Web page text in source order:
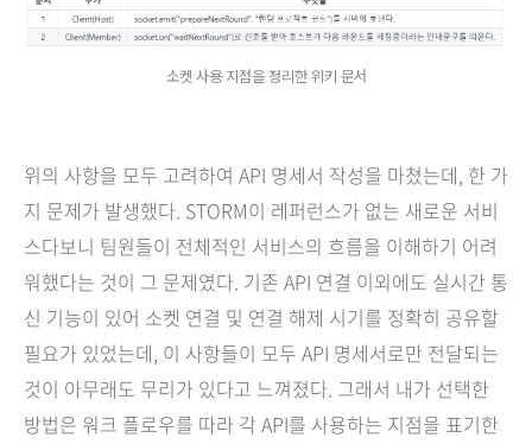
소켓 사용 지점을 정리한 위키 문서
위의 사항을 모두 고려하여 API 명세서 작성을 마쳤는데, 한 가
지 문제가 발생했다. STORM이 레퍼런스가 없는 새로운 서비
스다보니 팀원들이 전체적인 서비스의 흐름을 이해하기 어려
워했다는 것이 그 문제였다. 기존 API 연결 이외에도 실시간 통
신 기능이 있어 소켓 연결 및 연결 해제 시기를 정확히 공유할
필요가 있었는데, 이 사항들이 모두 API 명세서로만 전달되는
것이 아무래도 무리가 있다고 느껴졌다. 그래서 내가 선택한
방법은 워크 플로우를 따라 각 API를 사용하는 지점을 표기한